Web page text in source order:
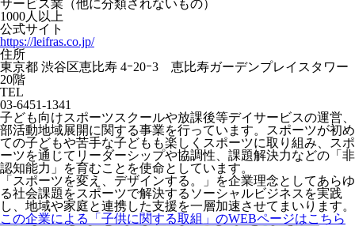
サービス業（他に分類されないもの）
1000人以上
公式サイト
https://leifras.co.jp/
住所
東京都 渋谷区恵比寿 4ｰ20ｰ3 恵比寿ガーデンプレイスタワー
20階
TEL
03-6451-1341
子ども向けスポーツスクールや放課後等デイサービスの運営、
部活動地域展開に関する事業を行っています。スポーツが初め
ての子どもや苦手な子どもも楽しくスポーツに取り組み、スポ
ーツを通じてリーダーシップや協調性、課題解決力などの「非
認知能力」を育むことを使命としています。
「スポーツを変え、デザインする。」を企業理念としてあらゆ
る社会課題をスポーツで解決するソーシャルビジネスを実践
し、地域や家庭と連携した支援を一層加速させてまいります。
この企業による「子供に関する取組」のWEBページはこちら